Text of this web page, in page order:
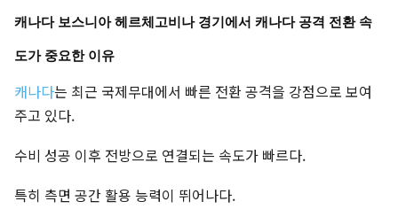
캐나다 보스니아 헤르체고비나 경기에서 캐나다 공격 전환 속
도가 중요한 이유
캐나다는 최근 국제무대에서 빠른 전환 공격을 강점으로 보여
주고 있다.
수비 성공 이후 전방으로 연결되는 속도가 빠르다.
특히 측면 공간 활용 능력이 뛰어나다.